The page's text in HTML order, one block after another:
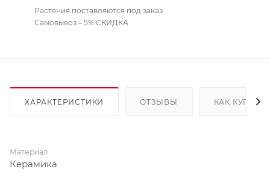
Растения поставляются под заказ
Самовывоз – 5% СКИДКА
ХАРАКТЕРИСТИКИ ОТЗЫВЫ КАК КУПИТЬ
Материал
Керамика